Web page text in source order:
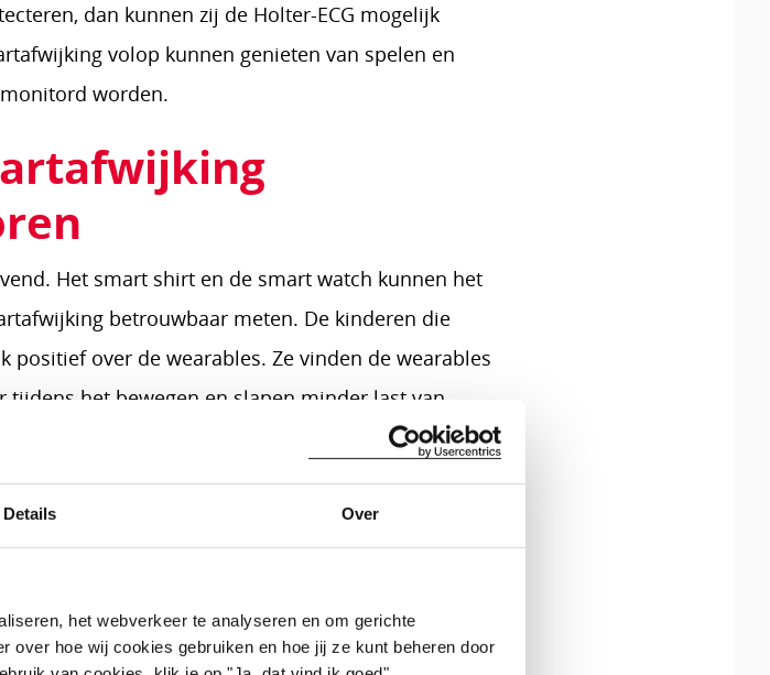
Details Over
het webverkeer te analyseren en om gerichte
over hoe wij cookies gebruiken en hoe jij ze kunt beheren door
dan kunnen zij de Holter-ECG mogelijk
volop kunnen genieten van spelen en
worden.
Het smart shirt en de smart watch kunnen het
betrouwbaar meten. De kinderen die
positief over de wearables. Ze vinden de wearables
tijdens het bewegen en slapen minder last van
Nieuwe resultaten
Nieuwe onderzoeksresultaten
draagbare hartslagmonitoring bij